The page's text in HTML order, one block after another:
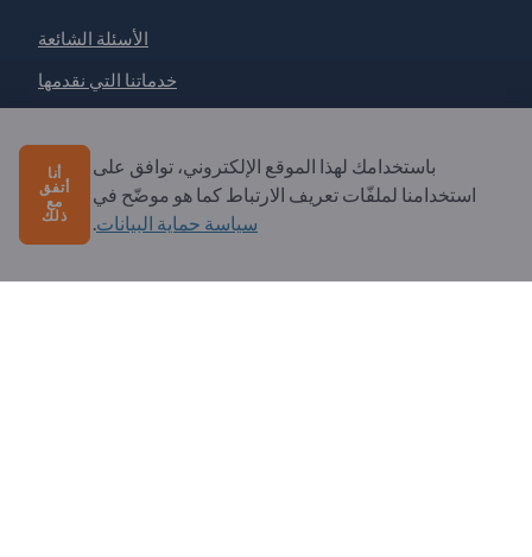
الأسئلة الشائعة
خدماتنا التي نقدمها
رسالة إلى Exportpages
Exportpages International Network
Exportpages International GmbH
باستخدامك لهذا الموقع الإلكتروني، توافق على
استخدامنا لملفّات تعريف الارتباط كما هو موضّح في
سياسة حماية البيانات.
أنا
أتفق
مع
ذلك